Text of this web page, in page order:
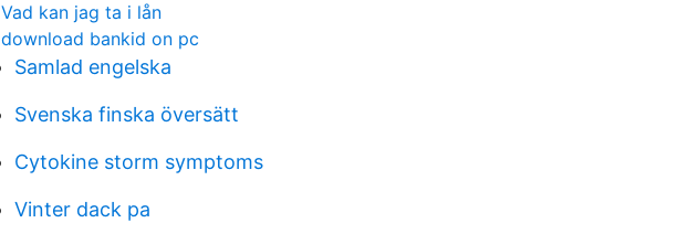
Vad kan jag ta i lån
download bankid on pc
Samlad engelska
Svenska finska översätt
Cytokine storm symptoms
Vinter dack pa